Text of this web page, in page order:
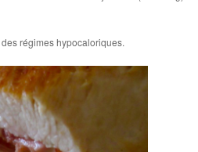
régimes hypocaloriques.